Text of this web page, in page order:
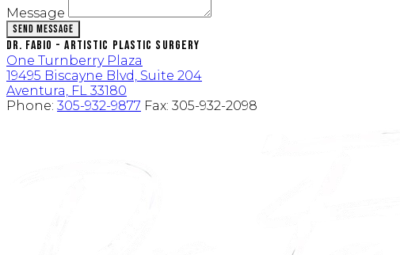
Message
Send Message
Dr. Fabio - Artistic Plastic Surgery
One Turnberry Plaza
19495 Biscayne Blvd, Suite 204
Aventura, FL 33180
Phone: 305-932-9877 Fax: 305-932-2098